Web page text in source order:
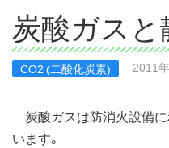
炭酸ガスと
CO2 (二酸化炭素) 2011
炭酸ガスは防消火設備
います。